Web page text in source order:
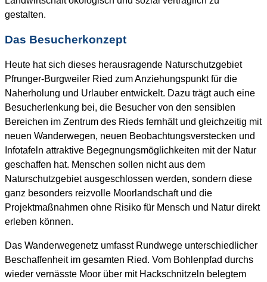
gestalten.
Das Besucherkonzept
Heute hat sich dieses herausragende Naturschutzgebiet
Pfrunger-Burgweiler Ried zum Anziehungspunkt für die
Naherholung und Urlauber entwickelt. Dazu trägt auch eine
Besucherlenkung bei, die Besucher von den sensiblen
Bereichen im Zentrum des Rieds fernhält und gleichzeitig mit
neuen Wanderwegen, neuen Beobachtungsverstecken und
Infotafeln attraktive Begegnungsmöglichkeiten mit der Natur
geschaffen hat. Menschen sollen nicht aus dem
Naturschutzgebiet ausgeschlossen werden, sondern diese
ganz besonders reizvolle Moorlandschaft und die
Projektmaßnahmen ohne Risiko für Mensch und Natur direkt
erleben können.
Das Wanderwegenetz umfasst Rundwege unterschiedlicher
Beschaffenheit im gesamten Ried. Vom Bohlenpfad durchs
wieder vernässte Moor über mit Hackschnitzeln belegtem